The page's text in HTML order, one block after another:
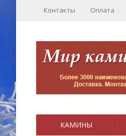
Контакты Оплата
КАМИНЫ